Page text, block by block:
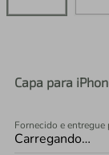
Capa para
Fornecido e entregue
Carregando…